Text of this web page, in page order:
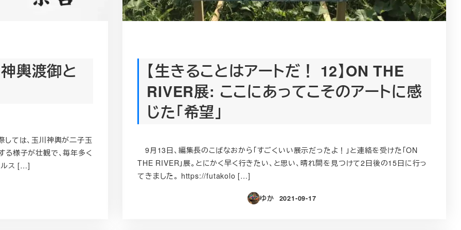
輿渡御と
ては、玉川神輿が二子玉
る様子が壮観で、毎年多く
ルス […]
【生きることはアートだ！ 12】ON THE
RIVER展: ここにあってこそのアートに感
じた「希望」
9月13日、編集長のこばなおから「すごくいい展示だったよ！」と連絡を受けた「ON
THE RIVER」展。とにかく早く行きたい、と思い、晴れ間を見つけて2日後の15日に行っ
てきました。 https://futakolo […]
ゆか
投稿日
2021-09-17